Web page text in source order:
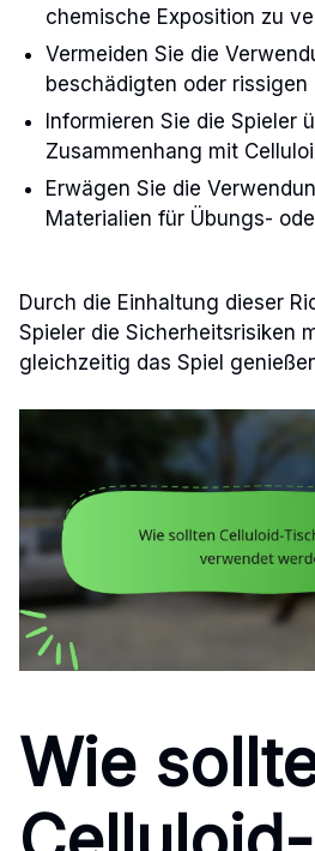
chemische Exposition zu
Vermeiden Sie die
beschädigten oder rissigen
Informieren Sie die Spieler
Zusammenhang mit
Erwägen Sie die
Materialien für Übungs-
Durch die Einhaltung dieser
Spieler die Sicherheitsrisiken
gleichzeitig das Spiel
Wie